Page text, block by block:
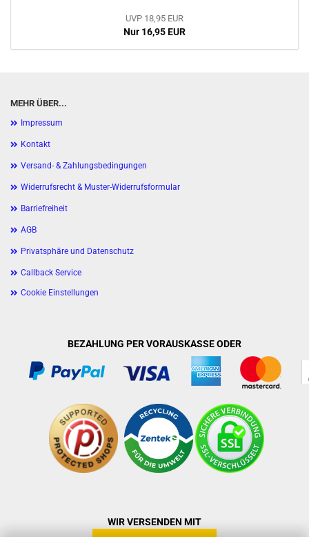
UVP 18,95 EUR
Nur 16,95 EUR
MEHR ÜBER...
Impressum
Kontakt
Versand- & Zahlungsbedingungen
Widerrufsrecht & Muster-Widerrufsformular
Barriefreiheit
AGB
Privatsphäre und Datenschutz
Callback Service
Cookie Einstellungen
BEZAHLUNG PER VORAUSKASSE ODER
WIR VERSENDEN MIT